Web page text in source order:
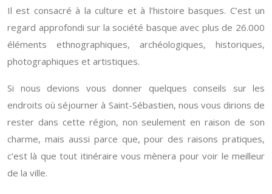
Il est consacré à la culture et à l’histoire basques. C’est un
regard approfondi sur la société basque avec plus de 26.000
éléments ethnographiques, archéologiques, historiques,
photographiques et artistiques.
Si nous devions vous donner quelques conseils sur les
endroits où séjourner à Saint-Sébastien, nous vous dirions de
rester dans cette région, non seulement en raison de son
charme, mais aussi parce que, pour des raisons pratiques,
c’est là que tout itinéraire vous mènera pour voir le meilleur
de la ville.